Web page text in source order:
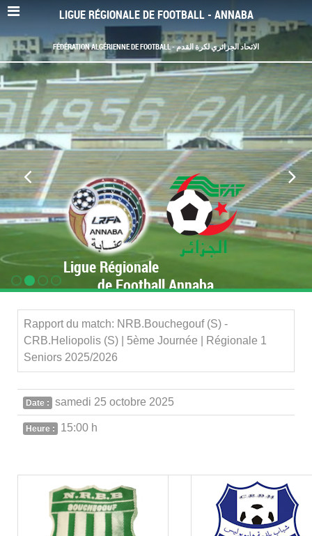
LIGUE RÉGIONALE DE FOOTBALL - ANNABA
FÉDÉRATION ALGÉRIENNE DE FOOTBALL - الاتحاد الجزائري لكرة القدم
Ligue Régionale
de Football Annaba
Rapport du match: NRB.Bouchegouf (S) -
CRB.Heliopolis (S) | 5ème Journée | Régionale 1
Seniors 2025/2026
Date : samedi 25 octobre 2025
Heure : 15:00 h